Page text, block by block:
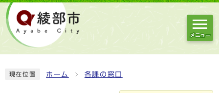
メニュー
現在位置 ホーム 各課の窓口